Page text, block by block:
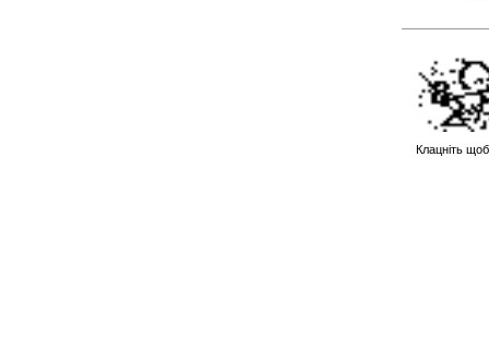
Клацніть